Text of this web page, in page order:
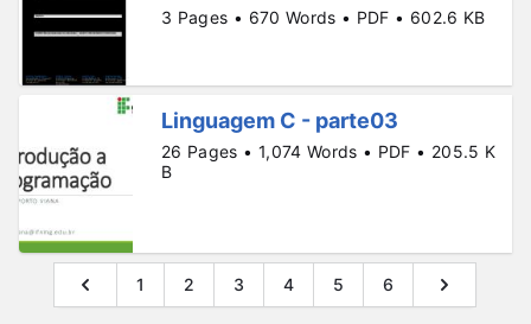
3 Pages • 670 Words • PDF • 602.6 KB
Linguagem C - parte03
26 Pages • 1,074 Words • PDF • 205.5 K
B
1 2 3 4 5 6